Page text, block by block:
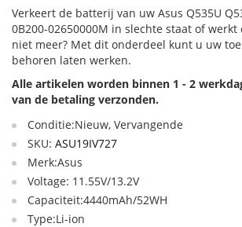
Verkeert de batterij van uw Asus Q535U
0B200-02650000M in slechte staat of werkt
niet meer? Met dit onderdeel kunt u uw
behoren laten werken.
Alle artikelen worden binnen 1 - 2
van de betaling verzonden.
Conditie:Nieuw, Vervangende
SKU: ASU19IV727
Merk:Asus
Voltage: 11.55V/13.2V
Capaciteit:4440mAh/52WH
Type:Li-ion